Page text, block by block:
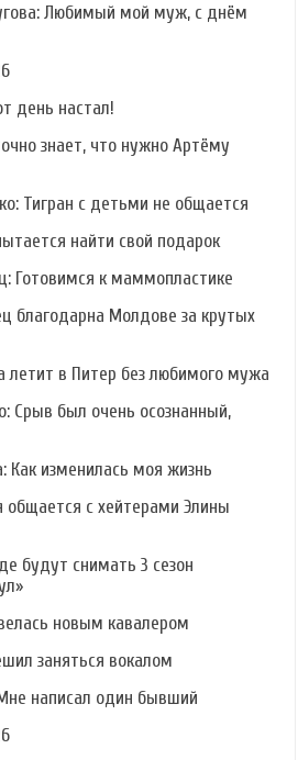
Любимый мой муж, с днём
день настал!
знает, что нужно Артёму
Тигран с детьми не общается
найти свой подарок
Готовимся к маммопластике
благодарна Молдове за крутых
летит в Питер без любимого мужа
Срыв был очень осознанный,
Как изменилась моя жизнь
общается с хейтерами Элины
будут снимать 3 сезон
новым кавалером
заняться вокалом
написал один бывший